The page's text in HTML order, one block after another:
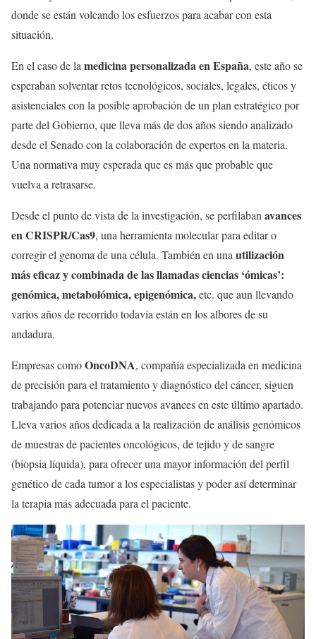
donde se están volcando los esfuerzos para acabar con esta
situación.
En el caso de la medicina personalizada en España, este año se
esperaban solventar retos tecnológicos, sociales, legales, éticos y
asistenciales con la posible aprobación de un plan estratégico por
parte del Gobierno, que lleva más de dos años siendo analizado
desde el Senado con la colaboración de expertos en la materia.
Una normativa muy esperada que es más que probable que
vuelva a retrasarse.
Desde el punto de vista de la investigación, se perfilaban avances
en CRISPR/Cas9, una herramienta molecular para editar o
corregir el genoma de una célula. También en una utilización
más eficaz y combinada de las llamadas ciencias ‘ómicas’:
genómica, metabolómica, epigenómica,etc. que aun llevando
varios años de recorrido todavía están en los albores de su
andadura.
Empresas comoOncoDNA, compañía especializada en medicina
de precisión para el tratamiento y diagnóstico del cáncer, siguen
trabajando para potenciar nuevos avances en este último apartado.
Lleva varios años dedicada a la realización de análisis genómicos
de muestras de pacientes oncológicos, de tejido y de sangre
(biopsia líquida), para ofrecer una mayor información del perfil
genético de cada tumor a los especialistas y poder así determinar
la terapia más adecuada para el paciente.